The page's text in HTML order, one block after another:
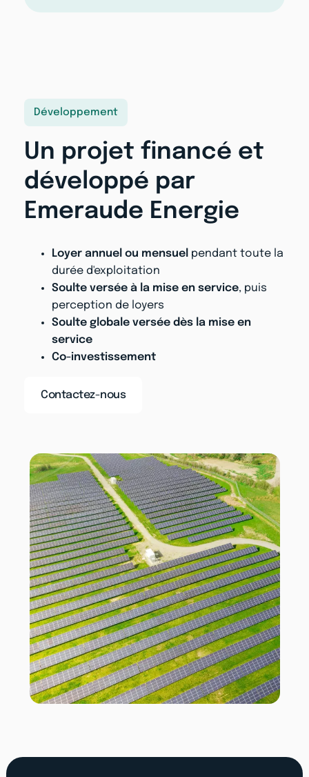
Développement
Un projet financé et
développé par
Emeraude Energie
Loyer annuel ou mensuel pendant toute la
durée d'exploitation
Soulte versée à la mise en service, puis
perception de loyers
Soulte globale versée dès la mise en
service
Co-investissement
Contactez-nous